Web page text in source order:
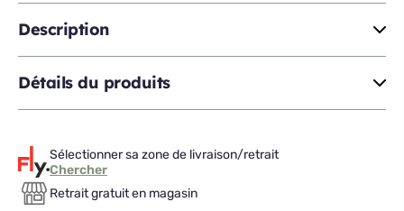
POINT
ftl
de
bureau
Description
Détails du produits
Sélectionner sa zone de livraison/retrait
Chercher
Retrait gratuit en magasin